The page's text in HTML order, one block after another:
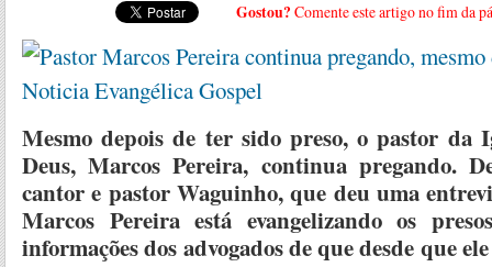
Gostou? Comente este artigo no fim da
Mesmo depois de ter sido preso, o pastor da
Deus, Marcos Pereira, continua pregando.
cantor e pastor Waguinho, que deu uma
Marcos Pereira está evangelizando os
informações dos advogados de que desde que